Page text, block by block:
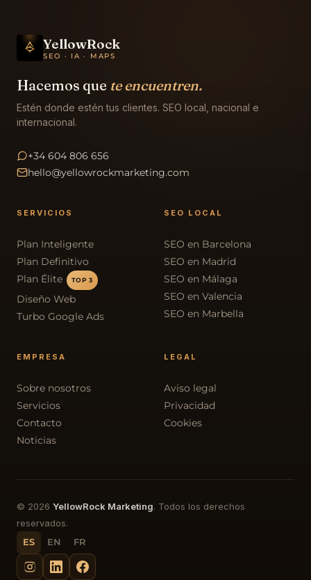
YellowRock
SEO · IA · MAPS
Hacemos que te encuentren.
Estén donde estén tus clientes. SEO local, nacional e
internacional.
+34 604 806 656
hello@yellowrockmarketing.com
SERVICIOS
Plan Inteligente
Plan Definitivo
Plan Élite
TOP 3
Diseño Web
Turbo Google Ads
SEO LOCAL
SEO en Barcelona
SEO en Madrid
SEO en Málaga
SEO en Valencia
SEO en Marbella
EMPRESA
Sobre nosotros
Servicios
Contacto
Noticias
LEGAL
Aviso legal
Privacidad
Cookies
© 2026 YellowRock Marketing. Todos los derechos
reservados.
ES EN FR